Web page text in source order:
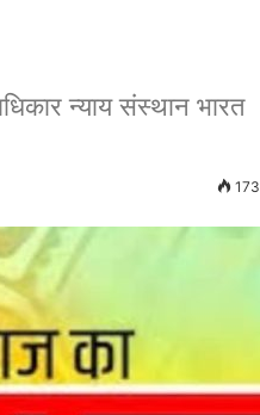
न्याय संस्थान भारत
173